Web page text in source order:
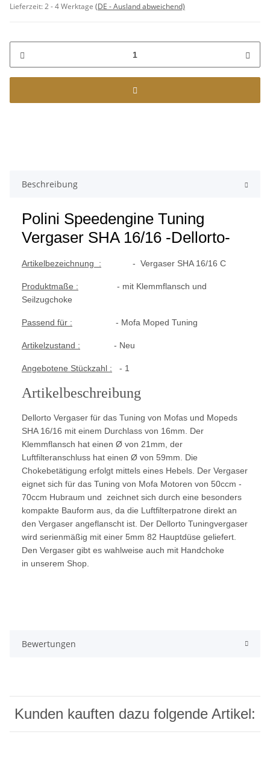
Lieferzeit:2 - 4 Werktage (DE - Ausland abweichend)
Beschreibung
Polini Speedengine Tuning
Vergaser SHA 16/16 -Dellorto-
Artikelbezeichnung : - Vergaser SHA 16/16 C
Produktmaße : - mit Klemmflansch und
Seilzugchoke
Passend für : - Mofa Moped Tuning
Artikelzustand : - Neu
Angebotene Stückzahl : - 1
Artikelbeschreibung
Dellorto Vergaser für das Tuning von Mofas und Mopeds
SHA 16/16 mit einem Durchlass von 16mm. Der
Klemmflansch hat einen Ø von 21mm, der
Luftfilteranschluss hat einen Ø von 59mm. Die
Chokebetätigung erfolgt mittels eines Hebels. Der Vergaser
eignet sich für das Tuning von Mofa Motoren von 50ccm -
70ccm Hubraum und zeichnet sich durch eine besonders
kompakte Bauform aus, da die Luftfilterpatrone direkt an
den Vergaser angeflanscht ist. Der Dellorto Tuningvergaser
wird serienmäßig mit einer 5mm 82 Hauptdüse geliefert.
Den Vergaser gibt es wahlweise auch mit Handchoke
in unserem Shop.
Bewertungen
Kunden kauften dazu folgende Artikel: